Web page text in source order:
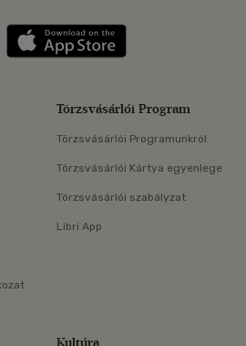
applikáció Szerezd meg: Google
Törzsvásárlói Program
Törzsvásárlói Programunkról
Törzsvásárlói Kártya egyenlege
Törzsvásárlói szabályzat
Libri App